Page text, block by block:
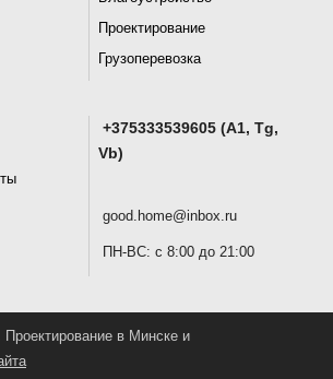
Проектирование
Грузоперевозка
+375333539605 (A1, Tg,
Vb)
good.home@inbox.ru
ПН-ВС: с 8:00 до 21:00
в Минске и